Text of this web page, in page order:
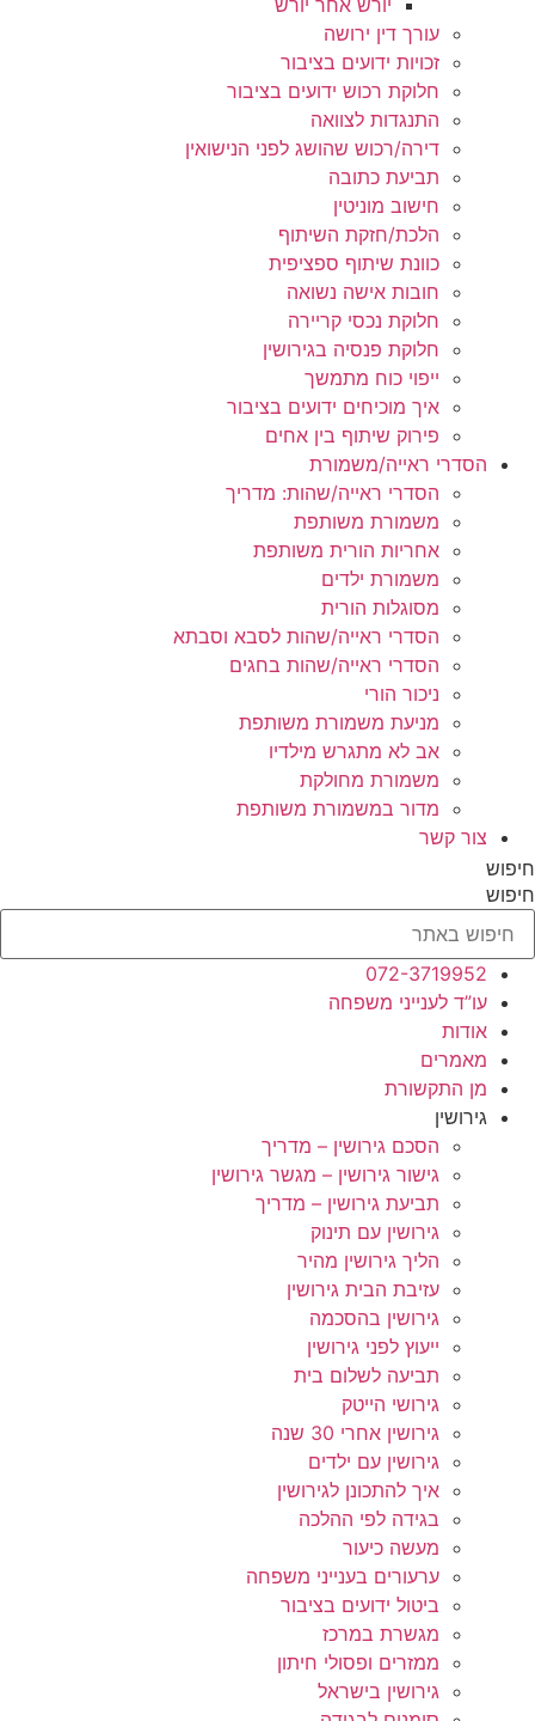
יורש אחר יורש
עורך דין ירושה
זכויות ידועים בציבור
חלוקת רכוש ידועים בציבור
התנגדות לצוואה
דירה/רכוש שהושג לפני הנישואין
תביעת כתובה
חישוב מוניטין
הלכת/חזקת השיתוף
כוונת שיתוף ספציפית
חובות אישה נשואה
חלוקת נכסי קריירה
חלוקת פנסיה בגירושין
ייפוי כוח מתמשך
איך מוכיחים ידועים בציבור
פירוק שיתוף בין אחים
הסדרי ראייה/משמורת
הסדרי ראייה/שהות: מדריך
משמורת משותפת
אחריות הורית משותפת
משמורת ילדים
מסוגלות הורית
הסדרי ראייה/שהות לסבא וסבתא
הסדרי ראייה/שהות בחגים
ניכור הורי
מניעת משמורת משותפת
אב לא מתגרש מילדיו
משמורת מחולקת
מדור במשמורת משותפת
צור קשר
חיפוש
חיפוש
072-3719952
עו”ד לענייני משפחה
אודות
מאמרים
מן התקשורת
גירושין
הסכם גירושין – מדריך
גישור גירושין – מגשר גירושין
תביעת גירושין – מדריך
גירושין עם תינוק
הליך גירושין מהיר
עזיבת הבית גירושין
גירושין בהסכמה
ייעוץ לפני גירושין
תביעה לשלום בית
גירושי הייטק
גירושין אחרי 30 שנה
גירושין עם ילדים
איך להתכונן לגירושין
בגידה לפי ההלכה
מעשה כיעור
ערעורים בענייני משפחה
ביטול ידועים בציבור
מגשרת במרכז
ממזרים ופסולי חיתון
גירושין בישראל